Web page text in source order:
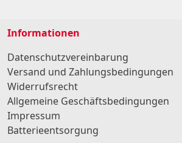
Informationen
Datenschutzvereinbarung
Versand und Zahlungsbedingungen
Widerrufsrecht
Allgemeine Geschäftsbedingungen
Impressum
Batterieentsorgung